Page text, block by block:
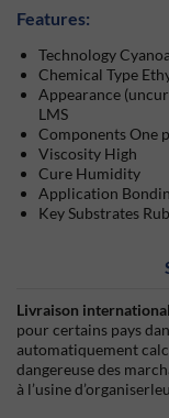
Features:
Technology
Chemical Type
Appearance
LMS
Components One
Viscosity High
Cure Humidity
Application
Key Substrates
Livraison
pour certains pays
automatiquement
dangereuse des
à l’usine